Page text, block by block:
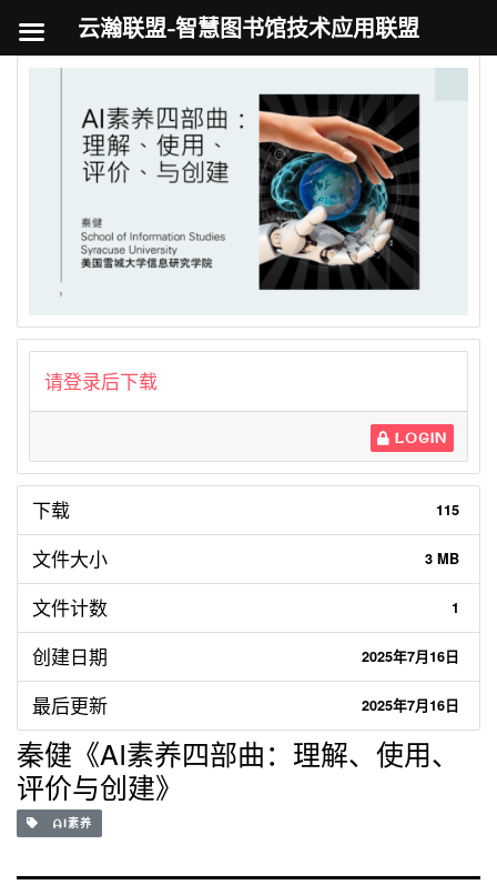
请登录后下载
LOGIN
下载 115
文件大小 3 MB
文件计数 1
创建日期 2025年7月16日
最后更新 2025年7月16日
秦健《AI素养四部曲：理解、使用、
评价与创建》
AI素养
云瀚联盟-智慧图书馆技术应用联盟